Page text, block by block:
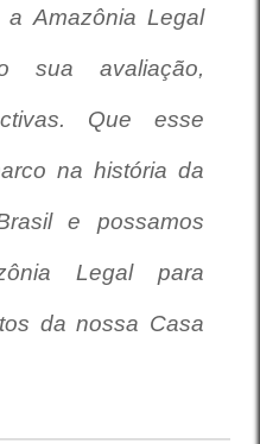
a Amazônia Legal
sua avaliação,
Que esse
na história da
e possamos
Legal para
da nossa Casa